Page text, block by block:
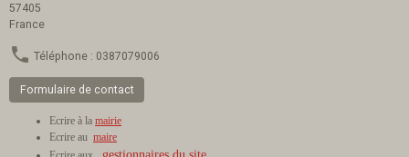
57405
France
Téléphone : 0387079006
Formulaire de contact
Ecrire à la mairie
Ecrire au maire